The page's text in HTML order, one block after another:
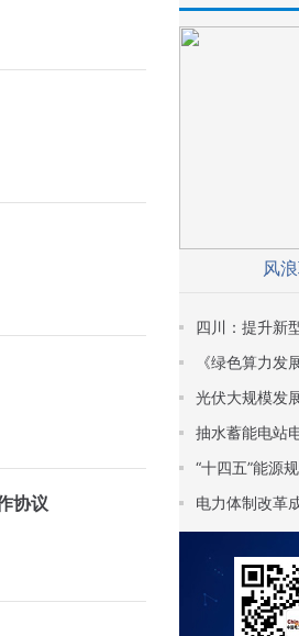
协议
风
四川：提升新
《绿色算力发
光伏大规模发
抽水蓄能电站
“十四五”能源
电力体制改革